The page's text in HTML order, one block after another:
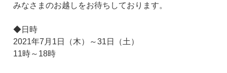
みなさまのお越しをお待ちしております。
◆日時
2021年7月1日（木）～31日（土）
11時～18時